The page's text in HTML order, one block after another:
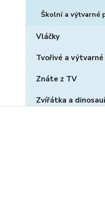
Školní a výtvarné
Vláčky
Tvořivé a výtvarné
Znáte z TV
Zvířátka a